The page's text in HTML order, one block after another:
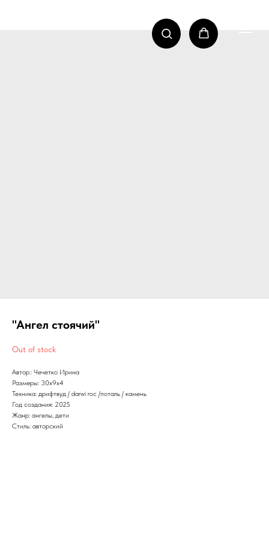
"Ангел стоячий"
Out of stock
Автор:: Чечетко Ирина
Размеры: 30х9х4
Техника: дрифтвуд / darwi roc /поталь / камень
Год создания: 2025
Жанр: ангелы, дети
Стиль: авторский